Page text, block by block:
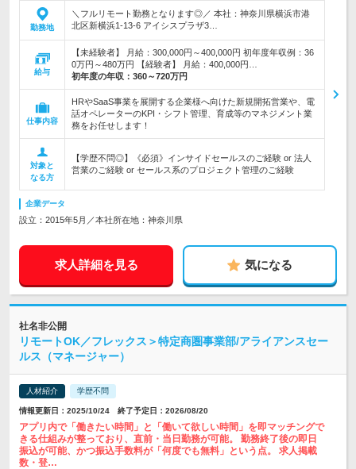
勤務地
＼フルリモート勤務となります◎／ 本社：神奈川県横浜市港
北区新横浜1-13-6 アイシスプラザ3…
給与
【未経験者】 月給：300,000円～400,000円 初年度年収例：36
0万円～480万円 【経験者】 月給：400,000円…
初年度の年収： 360～720万円
仕事内容
HRやSaaS事業を展開する企業様へ向けた新規開拓営業や、電
話オペレーターのKPI・シフト管理、育成等のマネジメント業
務をお任せします！
対象と
なる方
【学歴不問◎】《必須》インサイドセールスのご経験 or 法人
営業のご経験 or セールス系のプロジェクト管理のご経験
企業データ
設立：2015年5月／本社所在地：神奈川県
求人詳細を見る 気になる
社名非公開
リモートOK／フレックス＞特定商圏事業部/アライアンスセー
ルス（マネージャー）
人材紹介 学歴不問
情報更新日：2025/10/24 終了予定日：2026/08/20
アプリ内で「働きたい時間」と「働いて欲しい時間」を即マッチングで
きる仕組みが整っており、直前・当日勤務が可能。 勤務終了後の即日
振込が可能、かつ振込手数料が「何度でも無料」という点。 求人掲載
数・登…